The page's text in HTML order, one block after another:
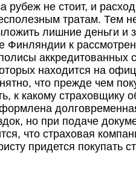
рубеж не стоит, и
тратам. Тем
лишние деньги и
Финляндии к
аккредитованных
находится на
что прежде чем
к какому страховщику
но при подаче
что страховая
придется покупать